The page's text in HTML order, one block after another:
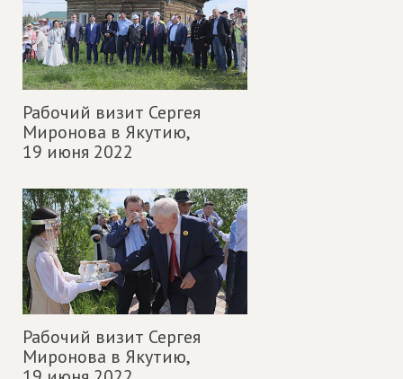
Рабочий визит Сергея
Миронова в Якутию,
19 июня 2022
Рабочий визит Сергея
Миронова в Якутию,